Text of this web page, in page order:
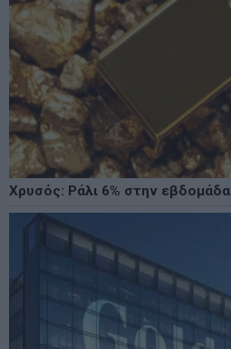
Χρυσός: Ράλι 6% στην εβδομάδα